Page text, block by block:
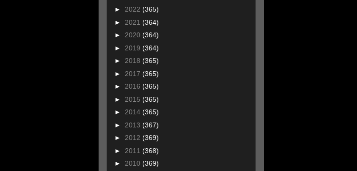
► 2022 (365)
► 2021 (364)
► 2020 (364)
► 2019 (364)
► 2018 (365)
► 2017 (365)
► 2016 (365)
► 2015 (365)
► 2014 (365)
► 2013 (367)
► 2012 (369)
► 2011 (368)
► 2010 (369)